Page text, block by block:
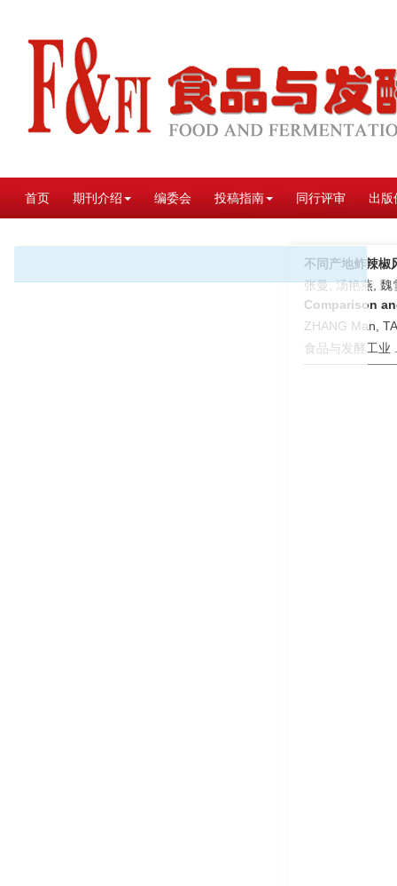
首页 期刊介绍 编委会 投稿指南 同行评审 出版
不同产地鲊辣椒
张曼, 汤艳燕, 魏
Comparison
ZHANG Man,
食品与发酵工业